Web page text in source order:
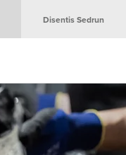
Disentis Sedrun